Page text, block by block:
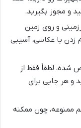
و مجوز بگیرید.
و روی زمین
زدن یا عکاسی، آسیبی
لطفاً فقط از
و هر جایی برای
ممنوعه، چون ممکنه